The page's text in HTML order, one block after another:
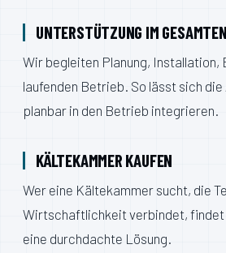
UNTERSTÜTZUNG IM
Wir begleiten Planung, Installation,
laufenden Betrieb. So lässt sich
planbar in den Betrieb integrieren.
KÄLTEKAMMER KAUFEN
Wer eine Kältekammer sucht, die
Wirtschaftlichkeit verbindet, findet
eine durchdachte Lösung.